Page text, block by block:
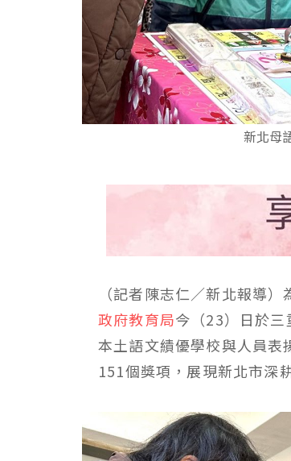
新北母
（記者陳志仁／新北報導
政府教育局今（23）日於
本土語文績優學校與人員
151個獎項，展現新北市深